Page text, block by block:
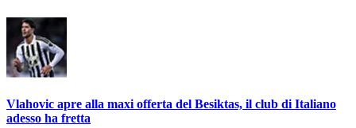
Vlahovic apre alla maxi offerta del Besiktas, il club di Italiano
adesso ha fretta